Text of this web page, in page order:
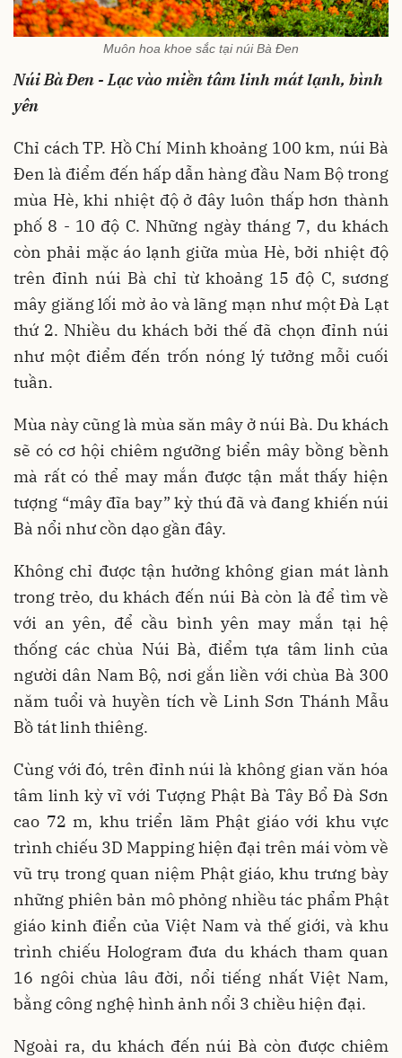
Muôn hoa khoe sắc tại núi Bà Đen
Núi Bà Đen - Lạc vào miền tâm linh mát lạnh, bình
yên
Chỉ cách TP. Hồ Chí Minh khoảng 100 km, núi Bà
Đen là điểm đến hấp dẫn hàng đầu Nam Bộ trong
mùa Hè, khi nhiệt độ ở đây luôn thấp hơn thành
phố 8 - 10 độ C. Những ngày tháng 7, du khách
còn phải mặc áo lạnh giữa mùa Hè, bởi nhiệt độ
trên đỉnh núi Bà chỉ từ khoảng 15 độ C, sương
mây giăng lối mờ ảo và lãng mạn như một Đà Lạt
thứ 2. Nhiều du khách bởi thế đã chọn đỉnh núi
như một điểm đến trốn nóng lý tưởng mỗi cuối
tuần.
Mùa này cũng là mùa săn mây ở núi Bà. Du khách
sẽ có cơ hội chiêm ngưỡng biển mây bồng bềnh
mà rất có thể may mắn được tận mắt thấy hiện
tượng “mây đĩa bay” kỳ thú đã và đang khiến núi
Bà nổi như cồn dạo gần đây.
Không chỉ được tận hưởng không gian mát lành
trong trẻo, du khách đến núi Bà còn là để tìm về
với an yên, để cầu bình yên may mắn tại hệ
thống các chùa Núi Bà, điểm tựa tâm linh của
người dân Nam Bộ, nơi gắn liền với chùa Bà 300
năm tuổi và huyền tích về Linh Sơn Thánh Mẫu
Bồ tát linh thiêng.
Cùng với đó, trên đỉnh núi là không gian văn hóa
tâm linh kỳ vĩ với Tượng Phật Bà Tây Bổ Đà Sơn
cao 72 m, khu triển lãm Phật giáo với khu vực
trình chiếu 3D Mapping hiện đại trên mái vòm về
vũ trụ trong quan niệm Phật giáo, khu trưng bày
những phiên bản mô phỏng nhiều tác phẩm Phật
giáo kinh điển của Việt Nam và thế giới, và khu
trình chiếu Hologram đưa du khách tham quan
16 ngôi chùa lâu đời, nổi tiếng nhất Việt Nam,
bằng công nghệ hình ảnh nổi 3 chiều hiện đại.
Ngoài ra, du khách đến núi Bà còn được chiêm